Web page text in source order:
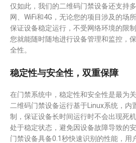
仅如此，我们的二维码门禁设备还支持
网、WiFi和4G，无论您的项目涉及的场
保证设备稳定运行，不受网络环境的限
您就能随时随地进行设备管理和监控，
全性。
稳定性与安全性，双重保障
在门禁系统中，稳定性和安全性是最为
二维码门禁设备运行基于Linux系统，内
制，保证设备长时间运行时不会出现死
处于稳定状态，避免因设备故障导致的
门禁设备具备0.1秒快速识别的性能，用